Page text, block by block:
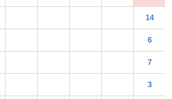
14
6
7
3